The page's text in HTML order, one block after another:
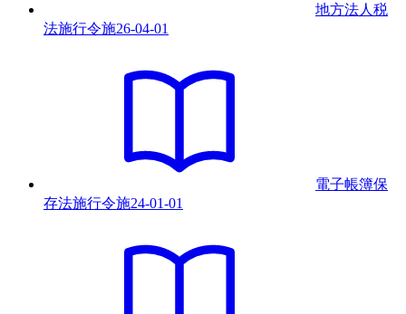
地方法人税
法施行令施26-04-01
電子帳簿保
存法施行令施24-01-01